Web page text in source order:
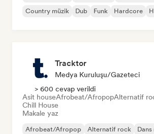
Country müzik
Dub Funk Hardcore
Tracktor
Medya Kuruluşu/Gazeteci
> 600 cevap verildi
Asit houseAfrobeat/AfropopAlternatif
Chill House
Makale yaz
Afrobeat/Afropop Alternatif rock